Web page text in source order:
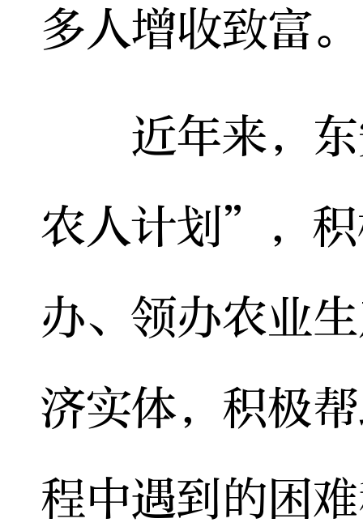
多人增收致富。
近年来，东
农人计划”，
办、领办农业
济实体，积极
程中遇到的困